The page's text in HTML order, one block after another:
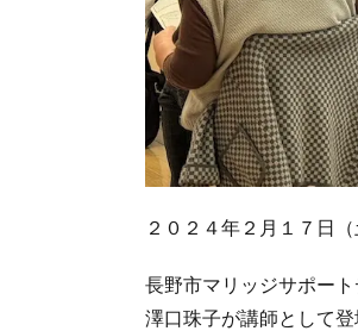
２０２４年２月１７日（
長野市マリッジサポー
澤口珠子が講師として登